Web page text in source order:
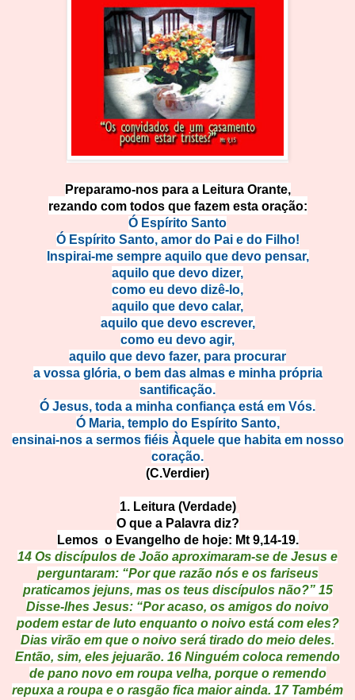
Preparamo-nos para a Leitura Orante,
rezando com todos que fazem esta oração:
Ó Espírito Santo
Ó Espírito Santo, amor do Pai e do Filho!
Inspirai-me sempre aquilo que devo pensar,
aquilo que devo dizer,
como eu devo dizê-lo,
aquilo que devo calar,
aquilo que devo escrever,
como eu devo agir,
aquilo que devo fazer, para procurar
a vossa glória, o bem das almas e minha própria
santificação.
Ó Jesus, toda a minha confiança está em Vós.
Ó Maria, templo do Espírito Santo,
ensinai-nos a sermos fiéis Àquele que habita em nosso
coração.
(C.Verdier)
1. Leitura (Verdade)
O que a Palavra diz?
Lemos o Evangelho de hoje: Mt 9,14-19.
14 Os discípulos de João aproximaram-se de Jesus e
perguntaram: “Por que razão nós e os fariseus
praticamos jejuns, mas os teus discípulos não?” 15
Disse-lhes Jesus: “Por acaso, os amigos do noivo
podem estar de luto enquanto o noivo está com eles?
Dias virão em que o noivo será tirado do meio deles.
Então, sim, eles jejuarão. 16 Ninguém coloca remendo
de pano novo em roupa velha, porque o remendo
repuxa a roupa e o rasgão fica maior ainda. 17 Também